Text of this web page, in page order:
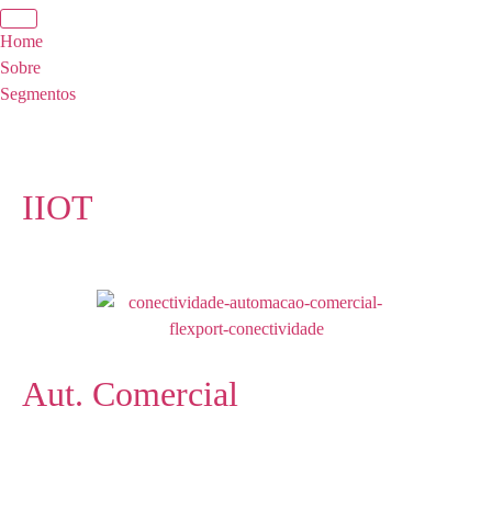
Home
Sobre
Segmentos
IIOT
Aut. Comercial